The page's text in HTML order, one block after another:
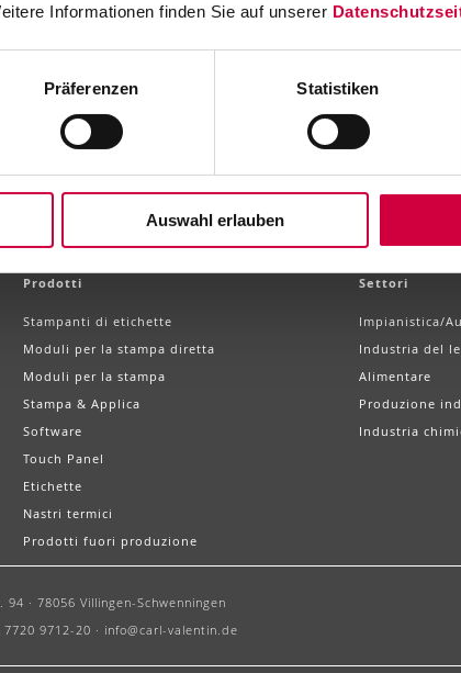
Informationen finden Sie auf unserer
Präferenzen Statistiken
Auswahl erlauben
tale scopo sono disponibili vari scanner per il
a barre 1D e 2D e il necessario supporto per le
Tutto dal fornitore completo per la stampa a
Prodotti
Stampanti di etichette
Moduli per la stampa diretta
Moduli per la stampa
Stampa & Applica
Software
Touch Panel
Etichette
Nastri termici
Prodotti fuori produzione
Settori
Impianistica/
Industria del
Alimentare
Produzione
Industria
94 · 78056 Villingen-Schwenningen
9712-20 · info@carl-valentin.de